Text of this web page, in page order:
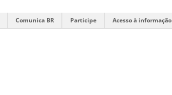
Comunica BR Participe Acesso à informação